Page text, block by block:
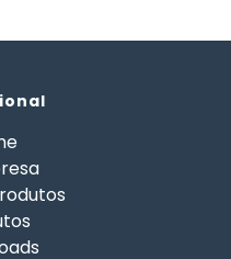
Natural Cães
Pet
Corte
Leite